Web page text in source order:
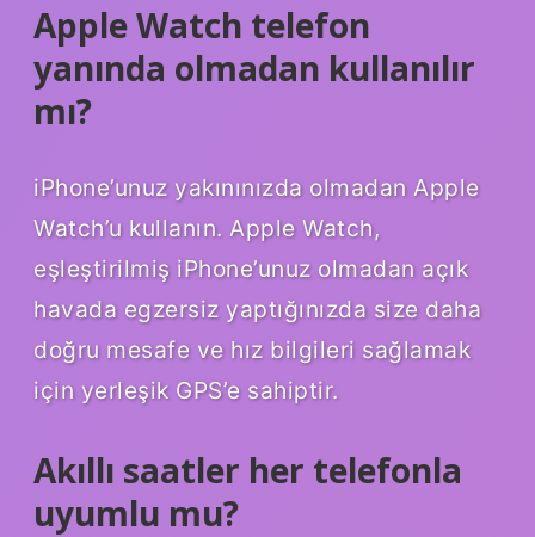
Apple Watch telefon
yanında olmadan kullanılır
mı?
iPhone’unuz yakınınızda olmadan Apple
Watch’u kullanın. Apple Watch,
eşleştirilmiş iPhone’unuz olmadan açık
havada egzersiz yaptığınızda size daha
doğru mesafe ve hız bilgileri sağlamak
için yerleşik GPS’e sahiptir.
Akıllı saatler her telefonla
uyumlu mu?